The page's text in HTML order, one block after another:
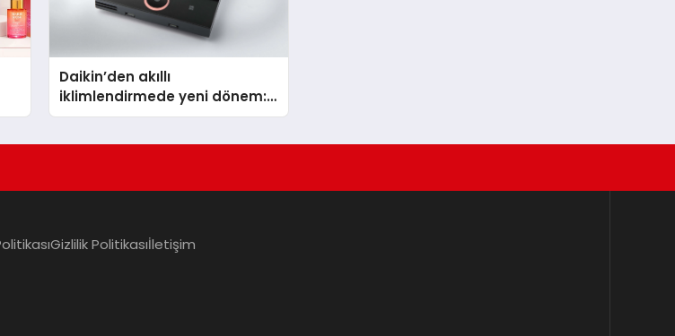
Daikin’den akıllı
iklimlendirmede yeni dönem:
Madoka Plus Türkiye’de
Gizlilik Politikasıİletişim